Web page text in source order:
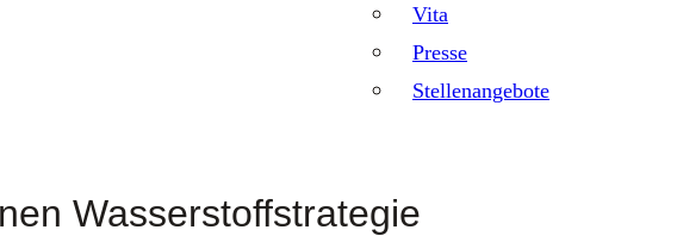
Vita
Presse
Stellenangebote
Wasserstoffstrategie